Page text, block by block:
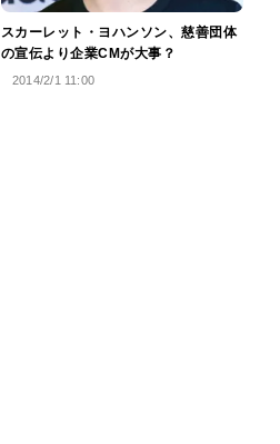
スカーレット・ヨハンソン、慈善団体
の宣伝より企業CMが大事？
2014/2/1 11:00